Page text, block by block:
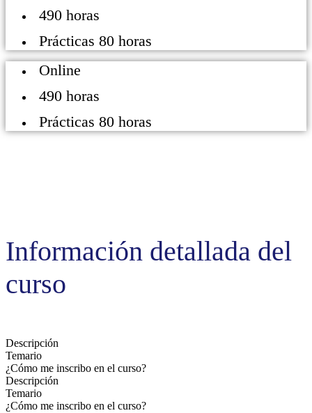
490 horas
Prácticas 80 horas
Online
490 horas
Prácticas 80 horas
Información detallada del
curso
Descripción
Temario
¿Cómo me inscribo en el curso?
Descripción
Temario
¿Cómo me inscribo en el curso?